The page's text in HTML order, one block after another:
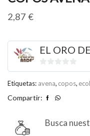
2,87 €
EL ORO
0
de
Etiquetas: avena, copos,
Compartir:
Busca